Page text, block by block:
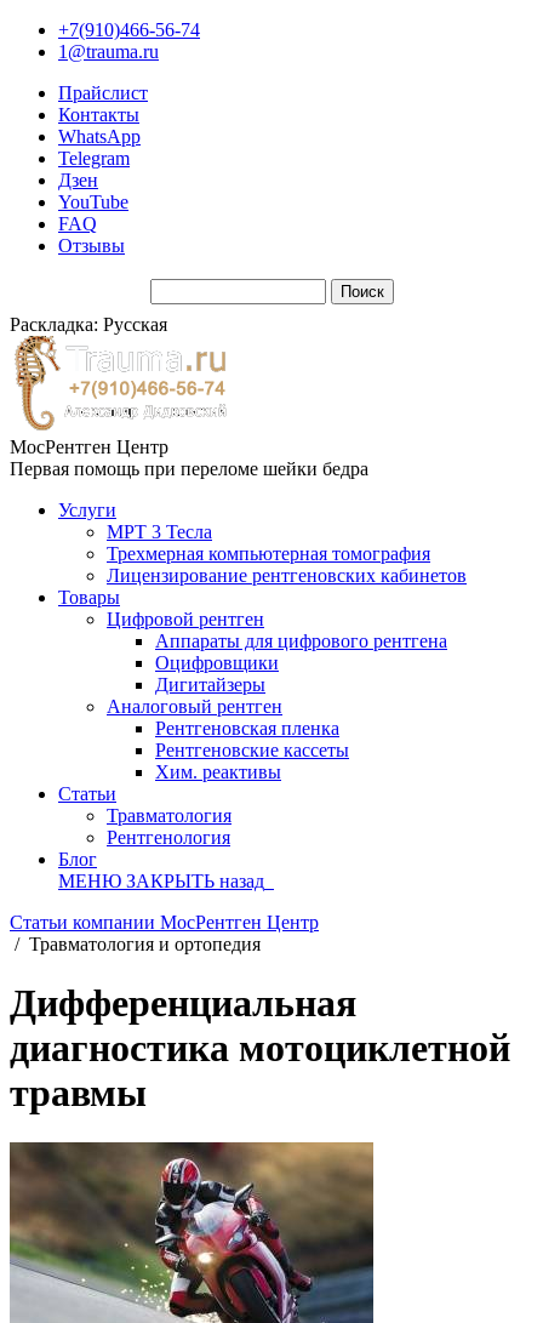
+7(910)466-56-74
1@trauma.ru
Прайслист
Контакты
WhatsApp
Telegram
Дзен
YouTube
FAQ
Отзывы
Раскладка: Русская
МосРентген Центр
Первая помощь при переломе шейки бедра
Услуги
МРТ 3 Тесла
Трехмерная компьютерная томография
Лицензирование рентгеновских кабинетов
Товары
Цифровой рентген
Аппараты для цифрового рентгена
Оцифровщики
Дигитайзеры
Аналоговый рентген
Рентгеновская пленка
Рентгеновские кассеты
Хим. реактивы
Статьи
Травматология
Рентгенология
Блог
МЕНЮ ЗАКРЫТЬ назад
Статьи компании МосРентген Центр
/ Травматология и ортопедия
Дифференциальная
диагностика мотоциклетной
травмы